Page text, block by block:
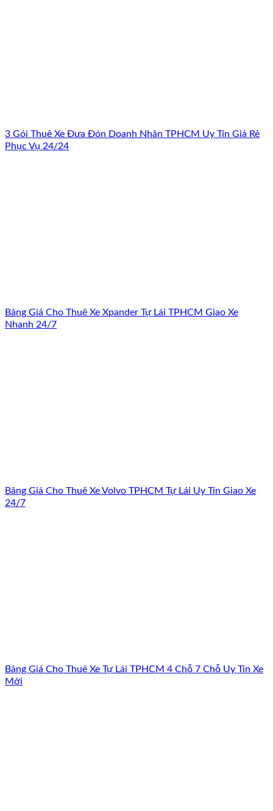
3 Gói Thuê Xe Đưa Đón Doanh Nhân TPHCM Uy Tín Giá Rẻ
Phục Vụ 24/24
Bảng Giá Cho Thuê Xe Xpander Tự Lái TPHCM Giao Xe
Nhanh 24/7
Bảng Giá Cho Thuê Xe Volvo TPHCM Tự Lái Uy Tín Giao Xe
24/7
Bảng Giá Cho Thuê Xe Tự Lái TPHCM 4 Chỗ 7 Chỗ Uy Tín Xe
Mới